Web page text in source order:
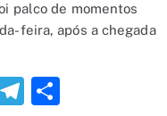
palco de momentos
feira, após a chegada
Telegram